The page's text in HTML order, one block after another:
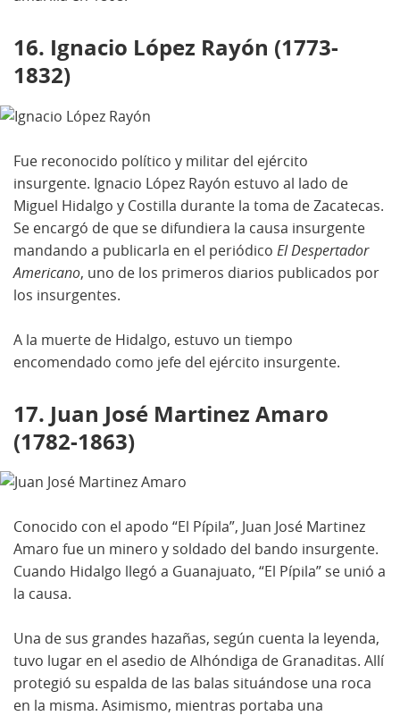
16. Ignacio López Rayón (1773-
1832)
Fue reconocido político y militar del ejército
insurgente. Ignacio López Rayón estuvo al lado de
Miguel Hidalgo y Costilla durante la toma de Zacatecas.
Se encargó de que se difundiera la causa insurgente
mandando a publicarla en el periódico El Despertador
Americano, uno de los primeros diarios publicados por
los insurgentes.
A la muerte de Hidalgo, estuvo un tiempo
encomendado como jefe del ejército insurgente.
17. Juan José Martinez Amaro
(1782-1863)
Conocido con el apodo “El Pípila”, Juan José Martinez
Amaro fue un minero y soldado del bando insurgente.
Cuando Hidalgo llegó a Guanajuato, “El Pípila” se unió a
la causa.
Una de sus grandes hazañas, según cuenta la leyenda,
tuvo lugar en el asedio de Alhóndiga de Granaditas. Allí
protegió su espalda de las balas situándose una roca
en la misma. Asimismo, mientras portaba una